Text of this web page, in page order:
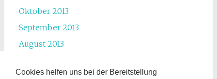
Cookies helfen uns bei der Bereitstellung
Oktober 2013
September 2013
August 2013
Juni 2013